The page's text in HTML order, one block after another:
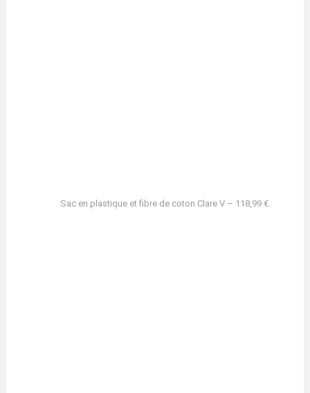
Sac en plastique et fibre de coton Clare V – 118,99 €.